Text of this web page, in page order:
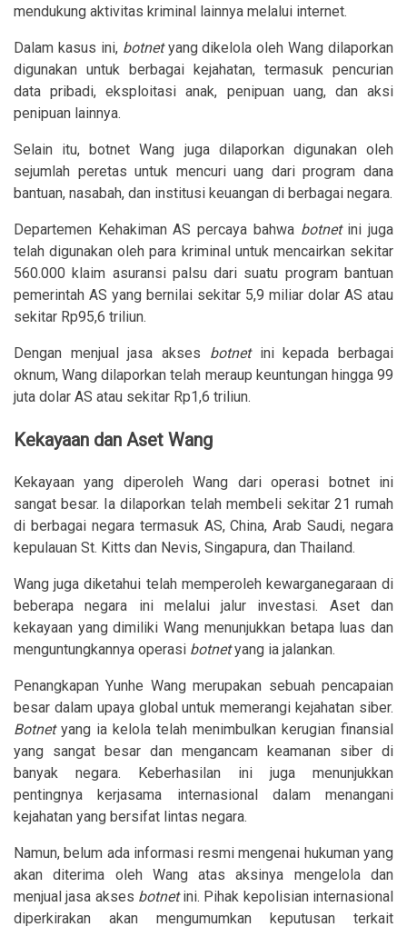
mendukung aktivitas kriminal lainnya melalui internet.
Dalam kasus ini, botnetyang dikelola oleh Wang dilaporkan
digunakan untuk berbagai kejahatan, termasuk pencurian
data pribadi, eksploitasi anak, penipuan uang, dan aksi
penipuan lainnya.
Selain itu, botnet Wang juga dilaporkan digunakan oleh
sejumlah peretas untuk mencuri uang dari program dana
bantuan, nasabah, dan institusi keuangan di berbagai negara.
Departemen Kehakiman AS percaya bahwa botnetini juga
telah digunakan oleh para kriminal untuk mencairkan sekitar
560.000 klaim asuransi palsu dari suatu program bantuan
pemerintah AS yang bernilai sekitar 5,9 miliar dolar AS atau
sekitar Rp95,6 triliun.
Dengan menjual jasa akses botnetini kepada berbagai
oknum, Wang dilaporkan telah meraup keuntungan hingga 99
juta dolar AS atau sekitar Rp1,6 triliun.
Kekayaan dan Aset Wang
Kekayaan yang diperoleh Wang dari operasi botnet ini
sangat besar. Ia dilaporkan telah membeli sekitar 21 rumah
di berbagai negara termasuk AS, China, Arab Saudi, negara
kepulauan St. Kitts dan Nevis, Singapura, dan Thailand.
Wang juga diketahui telah memperoleh kewarganegaraan di
beberapa negara ini melalui jalur investasi. Aset dan
kekayaan yang dimiliki Wang menunjukkan betapa luas dan
menguntungkannya operasi botnetyang ia jalankan.
Penangkapan Yunhe Wang merupakan sebuah pencapaian
besar dalam upaya global untuk memerangi kejahatan siber.
Botnetyang ia kelola telah menimbulkan kerugian finansial
yang sangat besar dan mengancam keamanan siber di
banyak negara. Keberhasilan ini juga menunjukkan
pentingnya kerjasama internasional dalam menangani
kejahatan yang bersifat lintas negara.
Namun, belum ada informasi resmi mengenai hukuman yang
akan diterima oleh Wang atas aksinya mengelola dan
menjual jasa akses botnetini. Pihak kepolisian internasional
diperkirakan akan mengumumkan keputusan terkait